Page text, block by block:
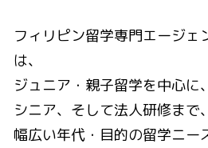
フィリピン留学専門エージェ
は、
ジュニア・親子留学を中心に
シニア、そして法人研修まで、
幅広い年代・目的の留学ニー